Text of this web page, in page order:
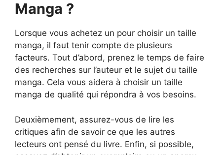
Manga ?
Lorsque vous achetez un pour choisir un taille
manga, il faut tenir compte de plusieurs
facteurs. Tout d’abord, prenez le temps de faire
des recherches sur l’auteur et le sujet du taille
manga. Cela vous aidera à choisir un taille
manga de qualité qui répondra à vos besoins.
Deuxièmement, assurez-vous de lire les
critiques afin de savoir ce que les autres
lecteurs ont pensé du livre. Enfin, si possible,